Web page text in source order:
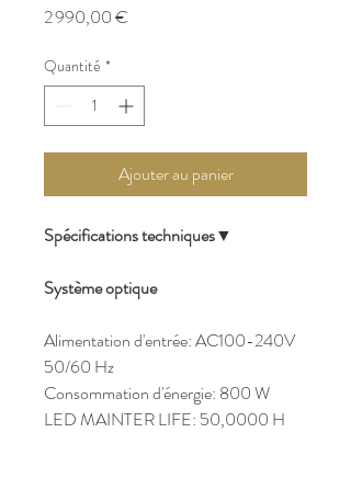
2 990,00 €
Quantité *
Ajouter au panier
Spécifications techniques▼
Système optique
Alimentation d'entrée: AC100-240V
50/60 Hz
Consommation d'énergie: 800 W
LED MAINTER LIFE: 50,0000 H